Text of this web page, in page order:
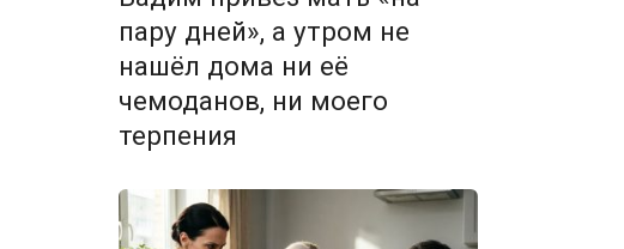
пару дней», а утром не
нашёл дома ни её
чемоданов, ни моего
терпения